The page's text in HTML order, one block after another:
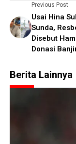
Previous Post
Usai Hina
Sunda,
Disebut
Donasi
Berita Lainnya